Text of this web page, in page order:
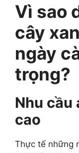
Vì sao
cây
ngày
trọng?
Nhu cầu
cao
Thực tế những